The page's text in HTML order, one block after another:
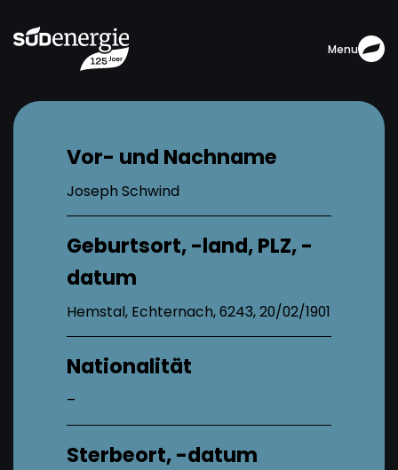
Menu
Vor- und Nachname
Joseph Schwind
Geburtsort, -land, PLZ, -
datum
Hemstal, Echternach, 6243, 20/02/1901
Nationalität
–
Sterbeort, -datum